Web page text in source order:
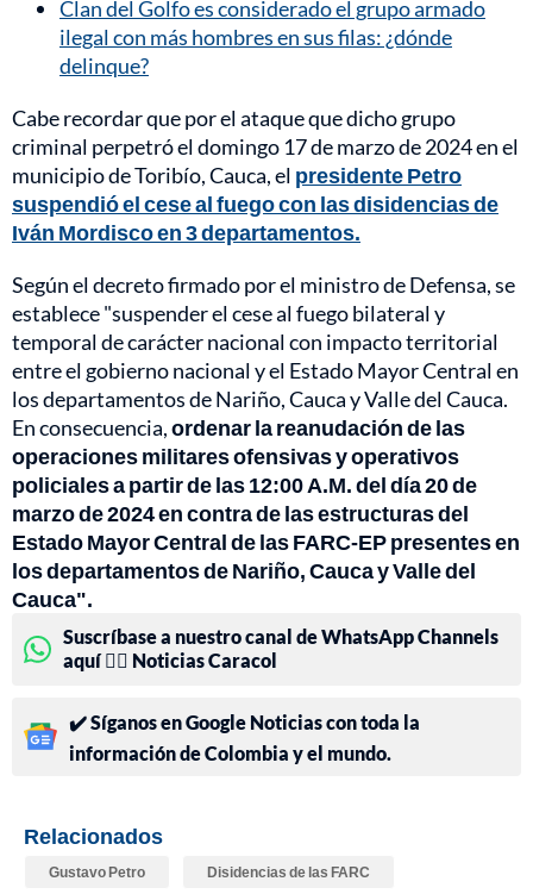
Clan del Golfo es considerado el grupo armado
ilegal con más hombres en sus filas: ¿dónde
delinque?
Cabe recordar que por el ataque que dicho grupo
criminal perpetró el domingo 17 de marzo de 2024 en el
municipio de Toribío, Cauca, el presidente Petro
suspendió el cese al fuego con las disidencias de
Iván Mordisco en 3 departamentos.
Según el decreto firmado por el ministro de Defensa, se
establece "suspender el cese al fuego bilateral y
temporal de carácter nacional con impacto territorial
entre el gobierno nacional y el Estado Mayor Central en
los departamentos de Nariño, Cauca y Valle del Cauca.
En consecuencia,ordenar la reanudación de las
operaciones militares ofensivas y operativos
policiales a partir de las 12:00 A.M. del día 20 de
marzo de 2024 en contra de las estructuras del
Estado Mayor Central de las FARC-EP presentes en
los departamentos de Nariño, Cauca y Valle del
Cauca".
Suscríbase a nuestro canal de WhatsApp Channels
aquí 👉🏻 Noticias Caracol
✔️ Síganos en Google Noticias con toda la
información de Colombia y el mundo.
Relacionados
Gustavo Petro Disidencias de las FARC